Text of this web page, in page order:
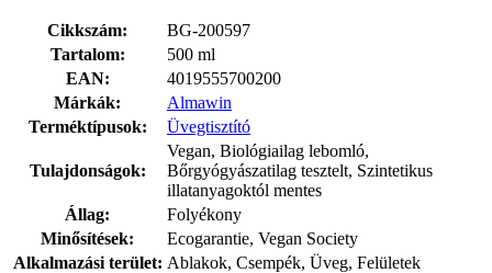
Cikkszám:
BG-200597
Tartalom:
500 ml
EAN:
4019555700200
Márkák:
Almawin
Terméktípusok:
Üvegtisztító
Tulajdonságok:
Vegan, Biológiailag lebomló,
Bőrgyógyászatilag tesztelt, Szintetikus
illatanyagoktól mentes
Állag:
Folyékony
Minősítések:
Ecogarantie, Vegan Society
Alkalmazási terület: Ablakok, Csempék, Üveg, Felületek